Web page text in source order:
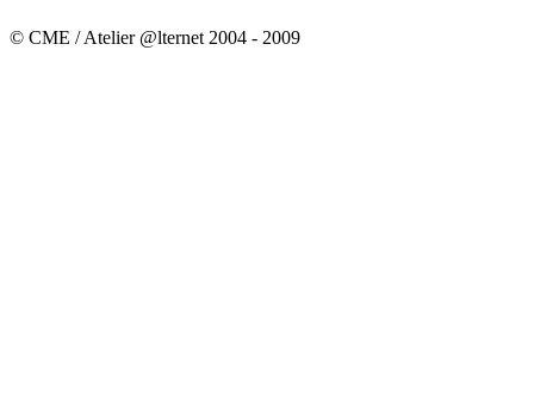
© CME / Atelier @lternet 2004 - 2009